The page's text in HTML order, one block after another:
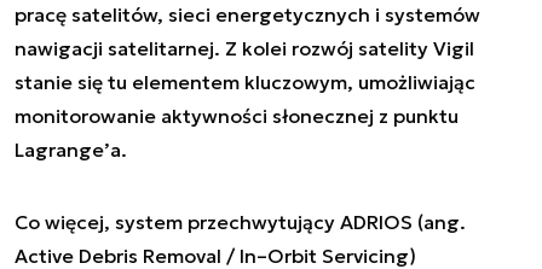
pracę satelitów, sieci energetycznych i systemów
nawigacji satelitarnej. Z kolei rozwój satelity Vigil
stanie się tu elementem kluczowym, umożliwiając
monitorowanie aktywności słonecznej z punktu
Lagrange’a.
Co więcej, system przechwytujący ADRIOS (ang.
Active Debris Removal / In–Orbit Servicing)